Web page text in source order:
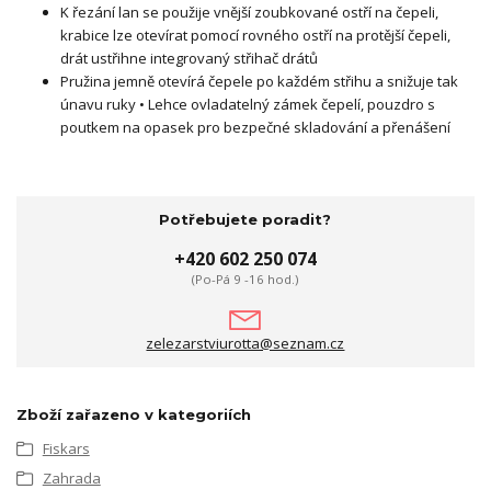
K řezání lan se použije vnější zoubkované ostří na čepeli,
krabice lze otevírat pomocí rovného ostří na protější čepeli,
drát ustřihne integrovaný střihač drátů
Pružina jemně otevírá čepele po každém střihu a snižuje tak
únavu ruky • Lehce ovladatelný zámek čepelí, pouzdro s
poutkem na opasek pro bezpečné skladování a přenášení
Potřebujete poradit?
+420 602 250 074
(Po-Pá 9 -16 hod.)
zelezarstviurotta@seznam.cz
Zboží zařazeno v kategoriích
Fiskars
Zahrada